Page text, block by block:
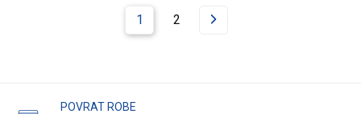
1 2
POVRAT ROBE